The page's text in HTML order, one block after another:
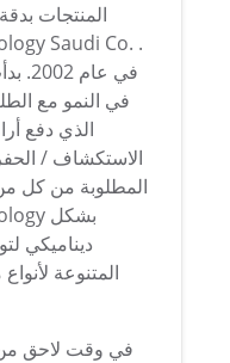
المنتجات
في النمو مع
الذي دفع
الاستكشاف /
المطلوبة من كل
ديناميكي
المتنوعة